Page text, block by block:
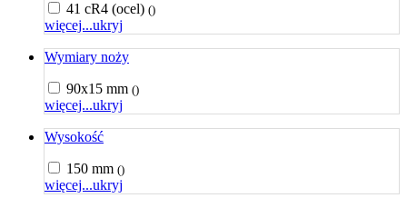
41 cR4 (ocel) ()
więcej...ukryj
Wymiary noży
90x15 mm ()
więcej...ukryj
Wysokość
150 mm ()
więcej...ukryj